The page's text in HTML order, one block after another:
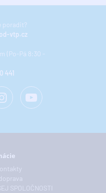
poradit?
vtp.cz
(Po-Pá 8:30 -
441
SPOLOČNOSTI